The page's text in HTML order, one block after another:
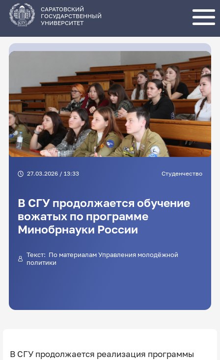
основному
содержанию
САРАТОВСКИЙ
ГОСУДАРСТВЕННЫЙ
УНИВЕРСИТЕТ
27.03.2026 / 13:33 Студенчество
В СГУ продолжается обучение
вожатых по программе
Минобрнауки России
Текст: По материалам Управления молодёжной
политики
В СГУ продолжается реализация программы